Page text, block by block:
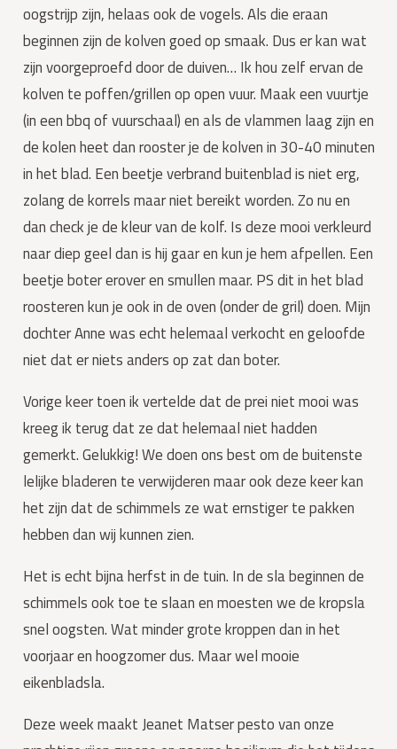
oogstrijp zijn, helaas ook de vogels. Als die eraan
beginnen zijn de kolven goed op smaak. Dus er kan wat
zijn voorgeproefd door de duiven… Ik hou zelf ervan de
kolven te poffen/grillen op open vuur. Maak een vuurtje
(in een bbq of vuurschaal) en als de vlammen laag zijn en
de kolen heet dan rooster je de kolven in 30-40 minuten
in het blad. Een beetje verbrand buitenblad is niet erg,
zolang de korrels maar niet bereikt worden. Zo nu en
dan check je de kleur van de kolf. Is deze mooi verkleurd
naar diep geel dan is hij gaar en kun je hem afpellen. Een
beetje boter erover en smullen maar. PS dit in het blad
roosteren kun je ook in de oven (onder de gril) doen. Mijn
dochter Anne was echt helemaal verkocht en geloofde
niet dat er niets anders op zat dan boter.
Vorige keer toen ik vertelde dat de prei niet mooi was
kreeg ik terug dat ze dat helemaal niet hadden
gemerkt. Gelukkig! We doen ons best om de buitenste
lelijke bladeren te verwijderen maar ook deze keer kan
het zijn dat de schimmels ze wat ernstiger te pakken
hebben dan wij kunnen zien.
Het is echt bijna herfst in de tuin. In de sla beginnen de
schimmels ook toe te slaan en moesten we de kropsla
snel oogsten. Wat minder grote kroppen dan in het
voorjaar en hoogzomer dus. Maar wel mooie
eikenbladsla.
Deze week maakt Jeanet Matser pesto van onze